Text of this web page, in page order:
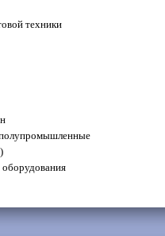
техники
оборудования